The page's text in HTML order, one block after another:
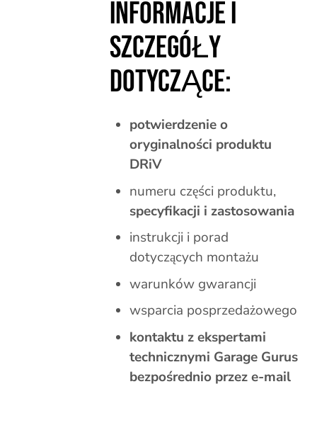
INFORMACJE I
SZCZEGÓŁY
DOTYCZĄCE:
potwierdzenie o
oryginalności produktu
DRiV
numeru części produktu,
specyfikacji i zastosowania
instrukcji i porad
dotyczących montażu
warunków gwarancji
wsparcia posprzedażowego
kontaktu z ekspertami
technicznymi Garage Gurus
bezpośrednio przez e-mail